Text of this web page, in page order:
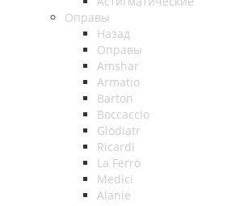
Оправы
Назад
Оправы
Amshar
Armatio
Barton
Boccaccio
Glodiatr
Ricardi
La Ferro
Medici
Alanie